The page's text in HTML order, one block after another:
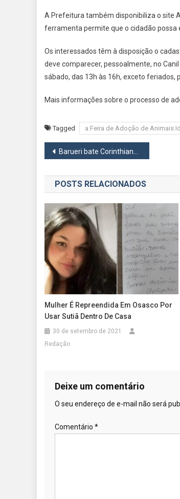
A Prefeitura também disponibiliza o site
ferramenta permite que o cidadão possa
Os interessados têm à disposição o
deve comparecer, pessoalmente, no
sábado, das 13h às 16h, exceto feriados,
Mais informações sobre o processo de
Tagged a Feira de Adoção de Animais
Navegação
de
Post
Barueri bate Corinthians e mantém invencibilidade no Campeonato Metropolitano
POSTS RELACIONADOS
Mulher É Repreendida Em Osasco Por
Usar Sutiã Dentro De Casa
30 de setembro de 2021
Redação
Deixe um comentário
O seu endereço de e-mail não será
Comentário *